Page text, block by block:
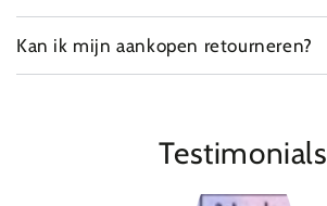
Kan ik mijn aankopen retourneren?
Testimonials